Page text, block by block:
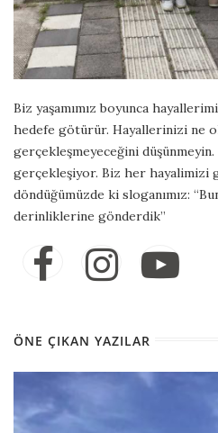
Biz yaşamımız boyunca
hedefe götürür. Hayallerinizi ne
gerçekleşmeyeceğini
gerçekleşiyor. Biz her hayalimizi
döndüğümüzde ki sloganımız:
derinliklerine gönderdik”
ÖNE ÇIKAN YAZILAR